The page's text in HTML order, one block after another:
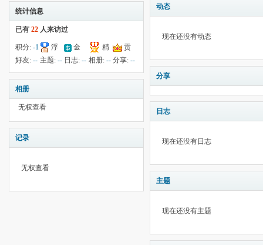
统计信息
已有 22 人来访过
积分: -1
浮
云:-5
金
钱:--
精
华:--
贡
献:--
好友: -- 主题: -- 日志:-- 相册: -- 分享:--
相册
无权查看
记录
无权查看
动态
现在还没有动态
分享
日志
现在还没有日志
主题
现在还没有主题